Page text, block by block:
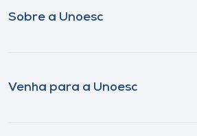
Sobre a Unoesc
Venha para a Unoesc